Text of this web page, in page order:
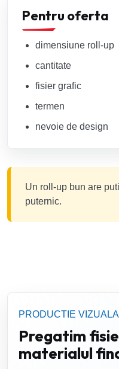
Pentru oferta
dimensiune roll-up
cantitate
fisier grafic
termen
nevoie de design
Un roll-up bun are
puternic.
PRODUCTIE VIZUALA
Pregatim
materialul